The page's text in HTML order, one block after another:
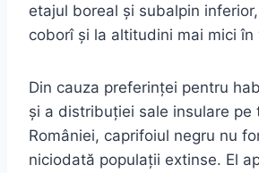
etajul boreal și subalpin
coborî și la altitudini mai mici în
Din cauza preferinței pentru
și a distribuției sale insulare pe
României, caprifoiul negru nu
niciodată populații extinse. El